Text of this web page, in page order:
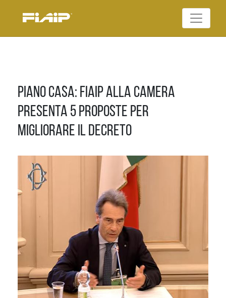
Federazione Italiana
Piano casa: Fiaip alla Camera
presenta 5 proposte per
migliorare il decreto